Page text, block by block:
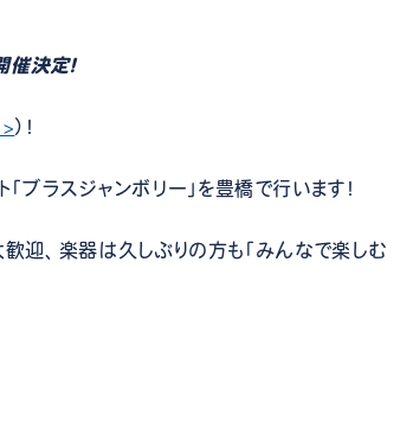
決定！
）！
ラスジャンボリー」を豊橋で行います！
迎、楽器は久しぶりの方も「みんなで楽しむ